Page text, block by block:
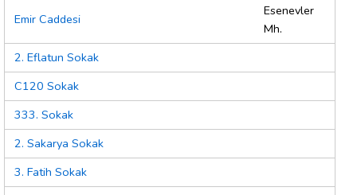
Emir Caddesi
Esenevler
Mh.
2. Eflatun Sokak
C120 Sokak
333. Sokak
2. Sakarya Sokak
3. Fatih Sokak